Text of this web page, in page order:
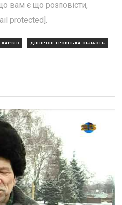
вам є що розповісти,
protected].
ХАРКІВ ДНІПРОПЕТРОВСЬКА ОБЛАСТЬ